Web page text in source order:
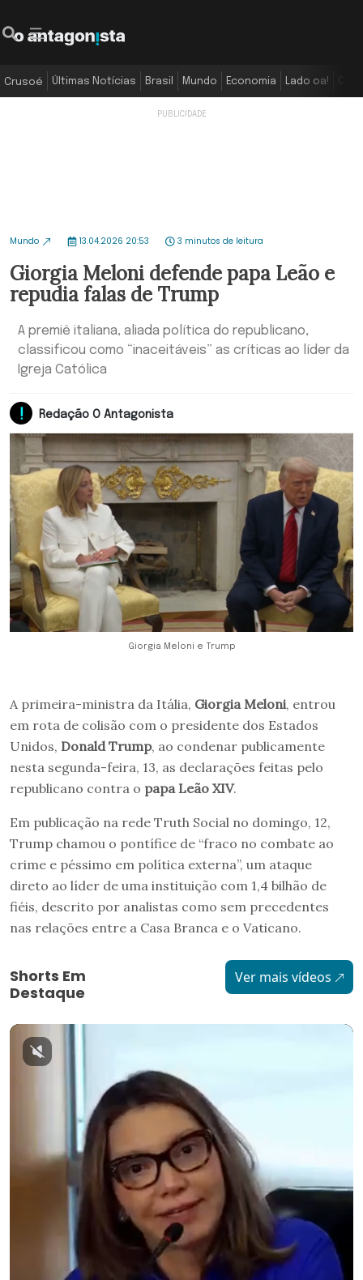
Crusoé Últimas Notícias Brasil Mundo Economia Lado oa!
Mundo 13.04.2026 20:53 3 minutos de leitura
Giorgia Meloni defende papa Leão e
repudia falas de Trump
A premiê italiana, aliada política do republicano,
classificou como “inaceitáveis” as críticas ao líder da
Igreja Católica
Redação O Antagonista
Giorgia Meloni e Trump
A primeira-ministra da Itália, Giorgia Meloni, entrou
em rota de colisão com o presidente dos Estados
Unidos, Donald Trump, ao condenar publicamente
nesta segunda-feira, 13, as declarações feitas pelo
republicano contra o papa Leão XIV.
Em publicação na rede Truth Social no domingo, 12,
Trump chamou o pontífice de “fraco no combate ao
crime e péssimo em política externa”, um ataque
direto ao líder de uma instituição com 1,4 bilhão de
fiéis, descrito por analistas como sem precedentes
nas relações entre a Casa Branca e o Vaticano.
Shorts Em
Destaque
Ver mais vídeos